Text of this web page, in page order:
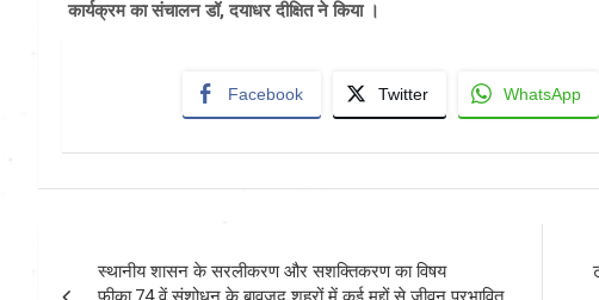
कार्यक्रम का संचालन डॉ, दयाधर दीक्षित ने किया ।
Facebook Twitter WhatsApp
स्थानीय शासन के सरलीकरण और सशक्तिकरण का विषय